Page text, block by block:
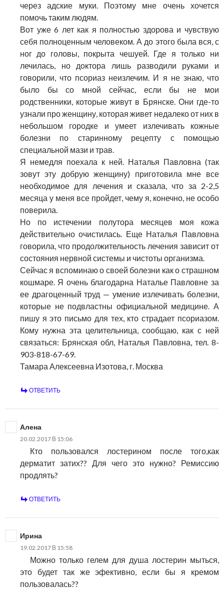
через адские муки. Поэтому мне очень хочется
помочь таким людям.
Вот уже 6 лет как я полностью здорова и чувствую
себя полноценным человеком. А до этого была вся, с
ног до головы, покрыта чешуей. Где я только ни
лечилась, но доктора лишь разводили руками и
говорили, что псориаз неизлечим. И я не знаю, что
было бы со мной сейчас, если бы не мои
родственники, которые живут в Брянске. Они где-то
узнали про женщину, которая живет недалеко от них в
небольшом городке и умеет излечивать кожные
болезни по старинному рецепту с помощью
специальной мази и трав.
Я немедля поехала к ней. Наталья Павловна (так
зовут эту добрую женщину) приготовила мне все
необходимое для лечения и сказала, что за 2-2,5
месяца у меня все пройдет, чему я, конечно, не особо
поверила.
Но по истечении полутора месяцев моя кожа
действительно очистилась. Еще Наталья Павловна
говорила, что продолжительность лечения зависит от
состояния нервной системы и чистоты организма.
Сейчас я вспоминаю о своей болезни как о страшном
кошмаре. Я очень благодарна Наталье Павловне за
ее драгоценный труд — умение излечивать болезни,
которые не подвластны официальной медицине. А
пишу я это письмо для тех, кто страдает псориазом.
Кому нужна эта целительница, сообщаю, как с ней
связаться: Брянская обл, Наталья Павловна, тел. 8-
903-818-67-69.
Тамара Алексеевна Изотова, г. Москва
ОТВЕТИТЬ
Алена
20.02.2017 В 15:06
Кто пользовался лостерином после того,как
дерматит затих?? Для чего это нужно? Ремиссию
продлять?
ОТВЕТИТЬ
Ирина
19.02.2017 В 15:58
Можно только гелем для душа лостерин мыться,
это будет так же эфективно, если бы я кремом
пользовалась??